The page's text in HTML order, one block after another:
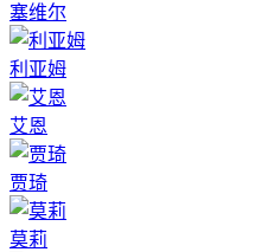
塞维尔
利亚姆
艾恩
贾琦
莫莉